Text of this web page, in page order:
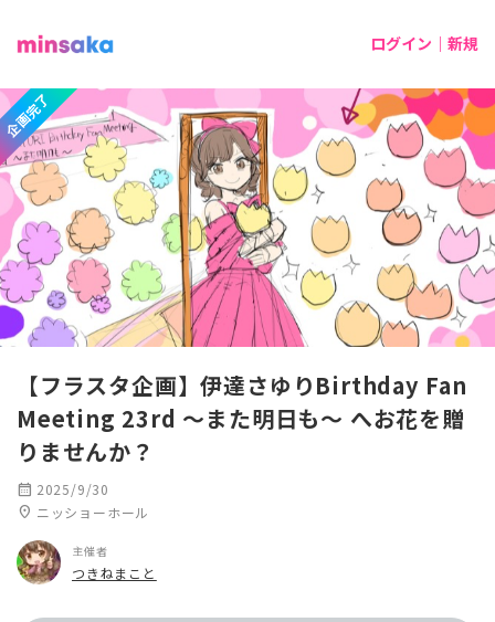
ログイン｜新規
企画完了
【フラスタ企画】伊達さゆりBirthday Fan
Meeting 23rd 〜また明日も〜 へお花を贈
りませんか？
calendar_month 2025/9/30
location_on ニッショーホール
主催者
つきねまこと